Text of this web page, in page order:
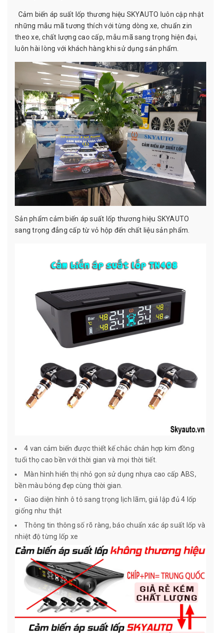
Cảm biến áp suất lốp thương hiệu SKYAUTO luôn cập nhật
những mẫu mã tương thích với từng dòng xe, chuẩn zin
theo xe, chất lượng cao cấp, mẫu mã sang trọng hiện đại,
luôn hài lòng với khách hàng khi sử dụng sản phẩm.
Sản phẩm cảm biến áp suất lốp thương hiệu SKYAUTO
sang trọng đẳng cấp từ vỏ hộp đến chất liệu sản phẩm.
4 van cảm biến được thiết kế chắc chắn hợp kim đồng
tuổi thọ cao bền với thời gian và mọi thời tiết.
Màn hình hiển thị nhỏ gọn sử dụng nhựa cao cấp ABS,
bền màu bóng đẹp cùng thời gian.
Giao diện hình ô tô sang trọng lịch lãm, giả lập đủ 4 lốp
giống như thật
Thông tin thông số rõ ràng, báo chuẩn xác áp suất lốp và
nhiệt độ từng lốp xe